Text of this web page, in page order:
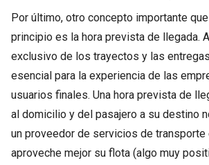
Por último, otro concepto importante
principio es la hora prevista de llegada.
exclusivo de los trayectos y las
esencial para la experiencia de las
usuarios finales. Una hora prevista de
al domicilio y del pasajero a su destino
un proveedor de servicios de transporte
aproveche mejor su flota (algo muy